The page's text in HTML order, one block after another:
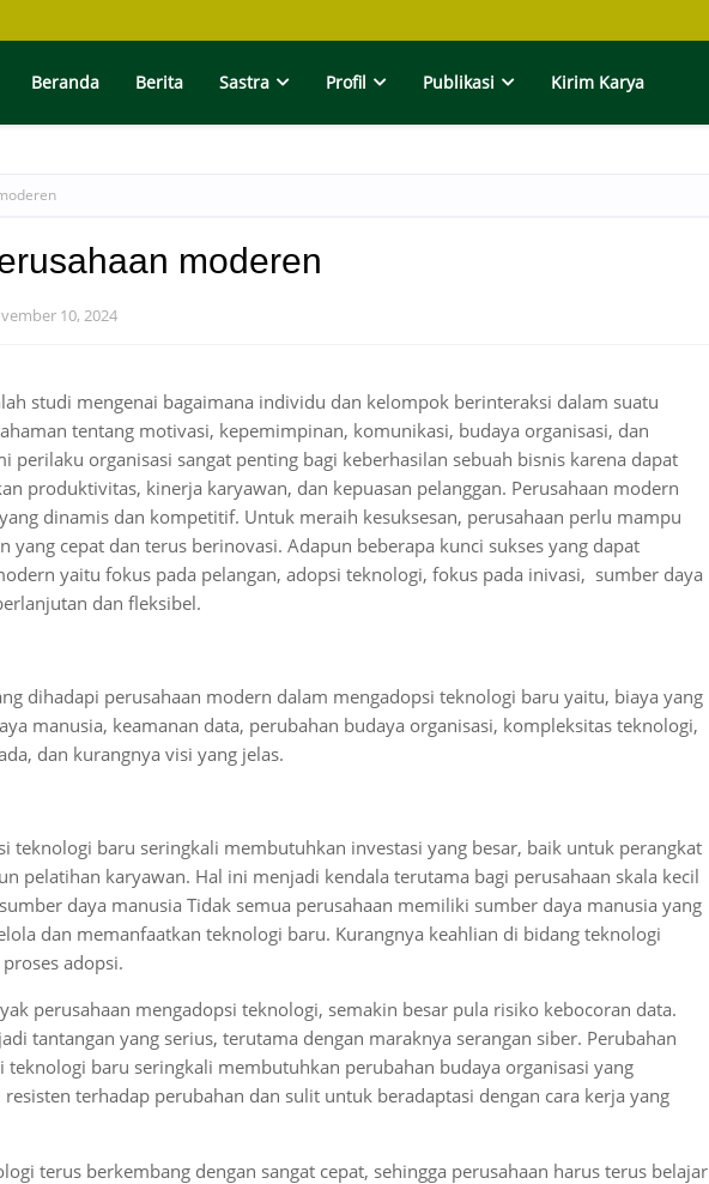
Beranda Berita Sastra Profil Publikasi Kirim Karya
moderen
10, 2024
studi mengenai bagaimana individu dan kelompok berinteraksi dalam suatu
tentang motivasi, kepemimpinan, komunikasi, budaya organisasi, dan
perilaku organisasi sangat penting bagi keberhasilan sebuah bisnis karena dapat
produktivitas, kinerja karyawan, dan kepuasan pelanggan. Perusahaan modern
dinamis dan kompetitif. Untuk meraih kesuksesan, perusahaan perlu mampu
yang cepat dan terus berinovasi. Adapun beberapa kunci sukses yang dapat
yaitu fokus pada pelangan, adopsi teknologi, fokus pada inivasi, sumber daya
dan fleksibel.
dihadapi perusahaan modern dalam mengadopsi teknologi baru yaitu, biaya yang
manusia, keamanan data, perubahan budaya organisasi, kompleksitas teknologi,
dan kurangnya visi yang jelas.
teknologi baru seringkali membutuhkan investasi yang besar, baik untuk perangkat
pelatihan karyawan. Hal ini menjadi kendala terutama bagi perusahaan skala kecil
daya manusia Tidak semua perusahaan memiliki sumber daya manusia yang
dan memanfaatkan teknologi baru. Kurangnya keahlian di bidang teknologi
adopsi.
perusahaan mengadopsi teknologi, semakin besar pula risiko kebocoran data.
tantangan yang serius, terutama dengan maraknya serangan siber. Perubahan
teknologi baru seringkali membutuhkan perubahan budaya organisasi yang
terhadap perubahan dan sulit untuk beradaptasi dengan cara kerja yang
terus berkembang dengan sangat cepat, sehingga perusahaan harus terus belajar